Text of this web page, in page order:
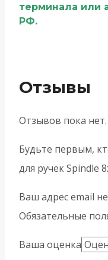
терминала или
РФ.
Отзывы
Отзывов пока нет.
Будьте первым,
для ручек Spindle
Ваш адрес email
Обязательные
Ваша оценка